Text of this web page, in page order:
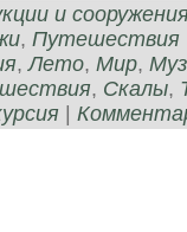
и
, Путешествия
,Лето, Мир,
, Скалы,
|